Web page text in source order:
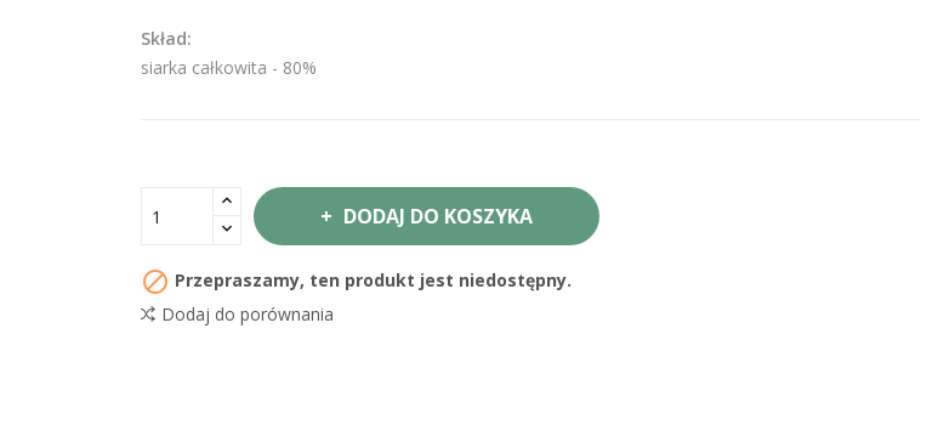
Skład:
siarka całkowita - 80%
DODAJ DO KOSZYKA
 Przepraszamy, ten produkt jest niedostępny.
Dodaj do porównania